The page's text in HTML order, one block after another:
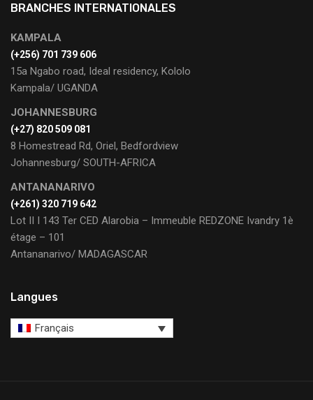
BRANCHES INTERNATIONALES
KAMPALA
(+256) 701 739 606
15a Ngabo road, Ideal residency, Kololo
Kampala/ UGANDA
JOHANNESBURG
(+27) 820 509 081
8 Homestread Rd, Oriel, Bedfordview
Johannesburg/ SOUTH-AFRICA
ANTANANARIVO
(+261) 320 719 642
Lot II I 143 Ter CED Alarobia – Immeuble REDZONE Ivandry 1è
étage – 101
Antananarivo/ MADAGASCAR
Langues
Français